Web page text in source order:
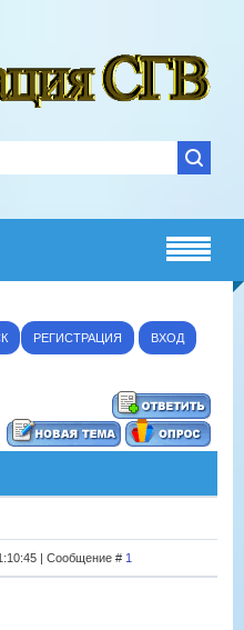
РЕГИСТРАЦИЯ ВХОД
| Сообщение # 1